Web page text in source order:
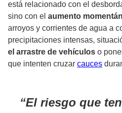
está relacionado con el
sino con el aumento
arroyos y corrientes de agua a
precipitaciones intensas,
el arrastre de vehículos o
que intenten cruzar cauces
El riesgo que